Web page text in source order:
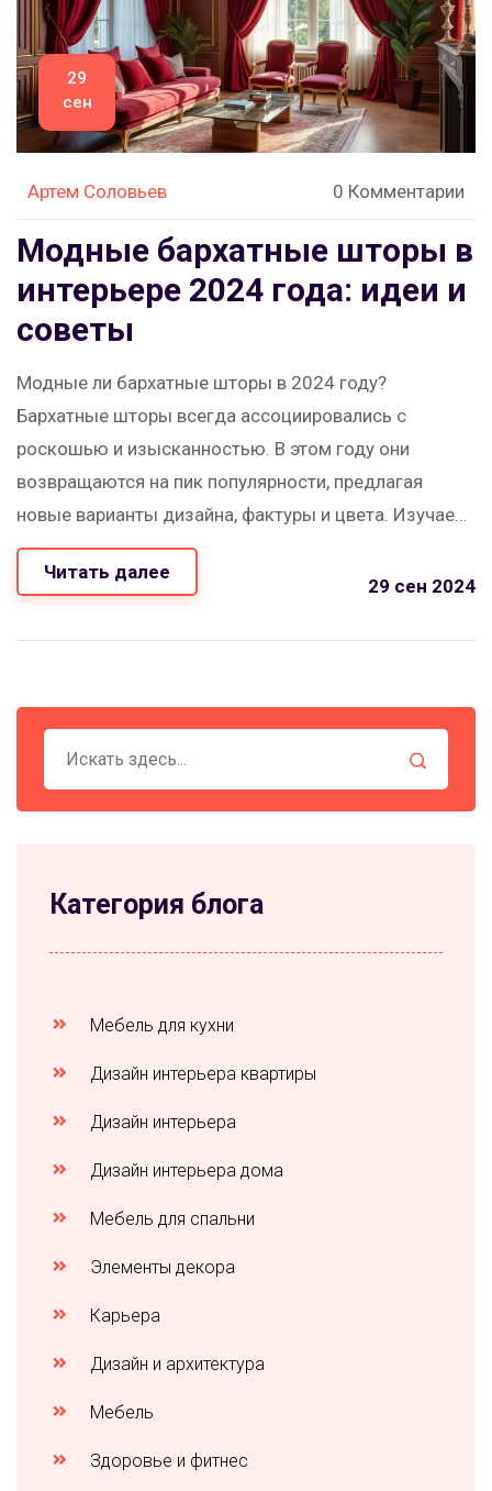
29
сен
Артем Соловьев 0 Комментарии
Модные бархатные шторы в
интерьере 2024 года: идеи и
советы
Модные ли бархатные шторы в 2024 году?
Бархатные шторы всегда ассоциировались с
роскошью и изысканностью. В этом году они
возвращаются на пик популярности, предлагая
новые варианты дизайна, фактуры и цвета. Изучаем,
как выбрать и сочетать бархатные шторы, чтобы
они стали настоящим украшением вашего
Читать далее
29 сен 2024
Категория блога
Мебель для кухни
Дизайн интерьера квартиры
Дизайн интерьера
Дизайн интерьера дома
Мебель для спальни
Элементы декора
Карьера
Дизайн и архитектура
Мебель
Здоровье и фитнес